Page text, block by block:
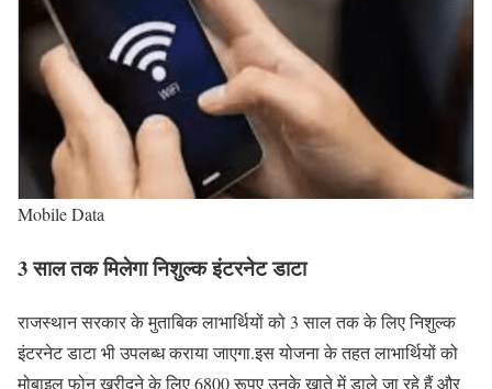
Mobile Data
3 साल तक मिलेगा निशुल्क इंटरनेट डाटा
राजस्थान सरकार के मुताबिक लाभार्थियों को 3 साल तक के लिए निशुल्क
इंटरनेट डाटा भी उपलब्ध कराया जाएगा.इस योजना के तहत लाभार्थियों को
मोबाइल फोन खरीदने के लिए 6800 रूपए उनके खाते में डाले जा रहे हैं और